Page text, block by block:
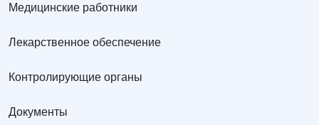
Медицинские работники
Лекарственное обеспечение
Контролирующие органы
Документы